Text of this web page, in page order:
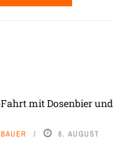
mit Dosenbier und
8. AUGUST